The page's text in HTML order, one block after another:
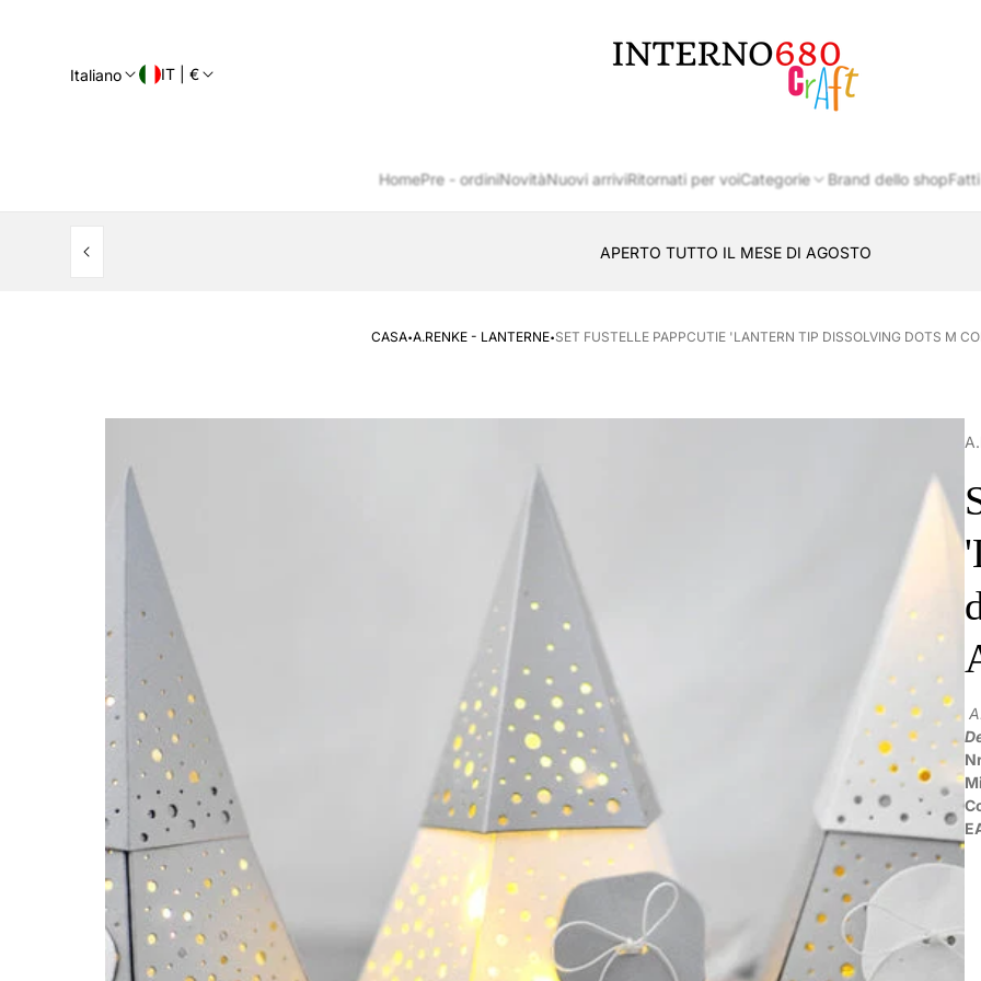
Italiano IT | €
del
negozio
HomePre - ordiniNovitàNuovi arriviRitornati per voiCategorie Brand dello shop
CASA·A.RENKE - LANTERNE·SET FUSTELLE PAPPCUTIE 'LANTERN TIP DISSOLVING DOTS M